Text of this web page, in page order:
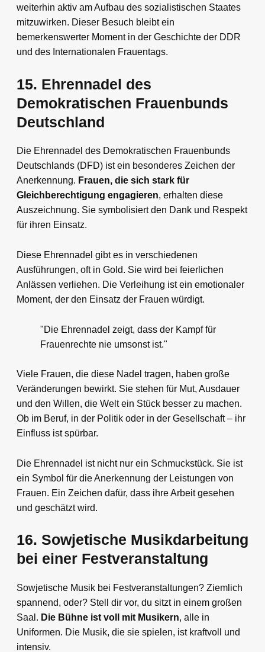
weiterhin aktiv am Aufbau des sozialistischen Staates
mitzuwirken. Dieser Besuch bleibt ein
bemerkenswerter Moment in der Geschichte der DDR
und des Internationalen Frauentags.
15. Ehrennadel des
Demokratischen Frauenbunds
Deutschland
Die Ehrennadel des Demokratischen Frauenbunds
Deutschlands (DFD) ist ein besonderes Zeichen der
Anerkennung. Frauen, die sich stark für
Gleichberechtigung engagieren, erhalten diese
Auszeichnung. Sie symbolisiert den Dank und Respekt
für ihren Einsatz.
Diese Ehrennadel gibt es in verschiedenen
Ausführungen, oft in Gold. Sie wird bei feierlichen
Anlässen verliehen. Die Verleihung ist ein emotionaler
Moment, der den Einsatz der Frauen würdigt.
"Die Ehrennadel zeigt, dass der Kampf für
Frauenrechte nie umsonst ist."
Viele Frauen, die diese Nadel tragen, haben große
Veränderungen bewirkt. Sie stehen für Mut, Ausdauer
und den Willen, die Welt ein Stück besser zu machen.
Ob im Beruf, in der Politik oder in der Gesellschaft – ihr
Einfluss ist spürbar.
Die Ehrennadel ist nicht nur ein Schmuckstück. Sie ist
ein Symbol für die Anerkennung der Leistungen von
Frauen. Ein Zeichen dafür, dass ihre Arbeit gesehen
und geschätzt wird.
16. Sowjetische Musikdarbeitung
bei einer Festveranstaltung
Sowjetische Musik bei Festveranstaltungen? Ziemlich
spannend, oder? Stell dir vor, du sitzt in einem großen
Saal. Die Bühne ist voll mit Musikern, alle in
Uniformen. Die Musik, die sie spielen, ist kraftvoll und
intensiv.